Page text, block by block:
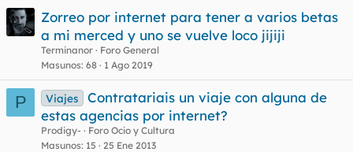
Zorreo por internet para tener a varios betas
a mi merced y uno se vuelve loco jijiji
Terminanor
Foro General
Masunos 68 1 Ago 2019
P Viajes
Contratariais un viaje con alguna de
estas agencias por internet?
Prodigy-
Foro Ocio y Cultura
Masunos 15 25 Ene 2013